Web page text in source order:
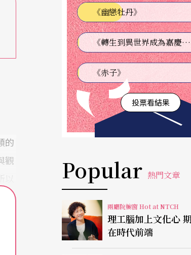
的
觀
《幽戀牡丹》
《轉生到異世界成為嘉慶君—發現我的祖先是詐騙集團!?》
《赤子》
投票看結果
Popular 熱門文章
兩廳院櫥窗 Hot at NTCH
理工腦加上文化心 期許讓老店走
在時代前端